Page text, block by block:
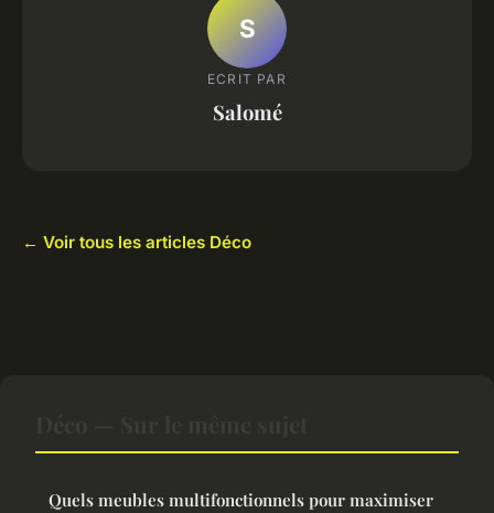
S
ECRIT PAR
Salomé
← Voir tous les articles Déco
Quels meubles multifonctionnels pour maximiser